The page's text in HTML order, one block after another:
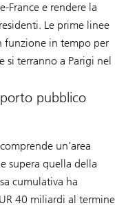
France e rendere la
Le prime linee
funzione in tempo per
si terranno a Parigi nel
pubblico
un'area
supera quella della
cumulativa ha
40 miliardi al termine